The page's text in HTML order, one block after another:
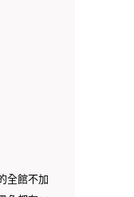
全館不加